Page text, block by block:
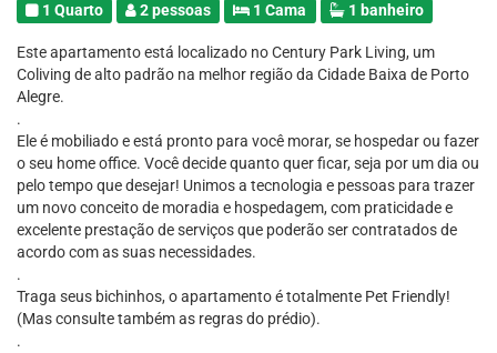
1 Quarto 2 pessoas 1 Cama 1 banheiro
Este apartamento está localizado no Century Park Living, um
Coliving de alto padrão na melhor região da Cidade Baixa de Porto
Alegre.
.
Ele é mobiliado e está pronto para você morar, se hospedar ou fazer
o seu home office. Você decide quanto quer ficar, seja por um dia ou
pelo tempo que desejar! Unimos a tecnologia e pessoas para trazer
um novo conceito de moradia e hospedagem, com praticidade e
excelente prestação de serviços que poderão ser contratados de
acordo com as suas necessidades.
.
Traga seus bichinhos, o apartamento é totalmente Pet Friendly!
(Mas consulte também as regras do prédio).
.